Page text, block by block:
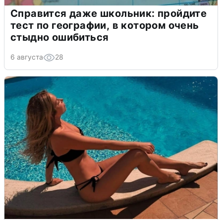
Справится даже школьник: пройдите
тест по географии, в котором очень
стыдно ошибиться
6 августа 28